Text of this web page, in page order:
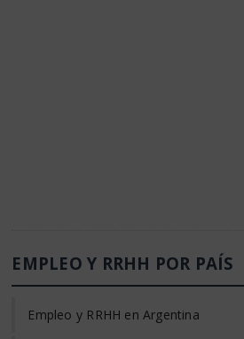
EMPLEO Y RRHH POR PAÍS
Empleo y RRHH en Argentina